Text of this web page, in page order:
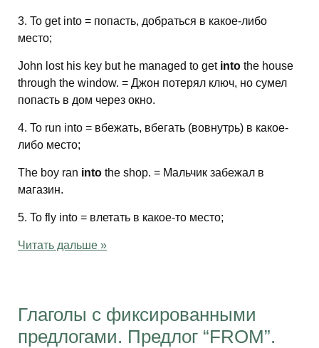
3. To get into = попасть, добраться в какое-либо
место;
John lost his key but he managed to get into the house
through the window. = Джон потерял ключ, но сумел
попасть в дом через окно.
4. To run into = вбежать, вбегать (вовнутрь) в какое-
либо место;
The boy ran into the shop. = Мальчик забежал в
магазин.
5. To fly into = влетать в какое-то место;
Читать дальше »
Глаголы с фиксированными
предлогами. Предлог “FROM”.